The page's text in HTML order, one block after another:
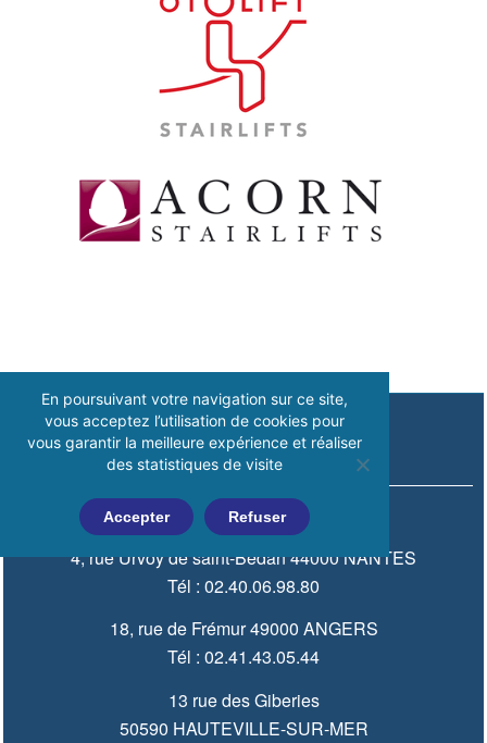
NOS COORDONNÉES
contact@escalev.com
4, rue Urvoy de saint-Bedan 44000 NANTES
Tél : 02.40.06.98.80
18, rue de Frémur 49000 ANGERS
Tél : 02.41.43.05.44
13 rue des Giberies
50590 HAUTEVILLE-SUR-MER
En poursuivant votre navigation sur ce site,
vous acceptez l’utilisation de cookies pour
vous garantir la meilleure expérience et réaliser
des statistiques de visite
Accepter Refuser